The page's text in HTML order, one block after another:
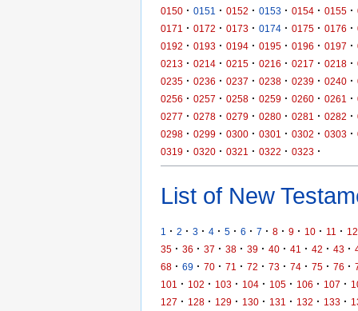
0150 · 0151 · 0152 · 0153 · 0154 · 0155 ·
0171
· 0172 · 0173 · 0174 · 0175 · 0176 ·
0192 · 0193 · 0194 · 0195 · 0196 · 0197 ·
0213 · 0214 · 0215 · 0216 · 0217 · 0218 ·
0235 · 0236 · 0237 · 0238 · 0239 · 0240 ·
0256 · 0257 · 0258 · 0259 · 0260 · 0261 ·
0277 · 0278 · 0279 · 0280 · 0281 · 0282 ·
0298 · 0299 · 0300 · 0301 · 0302 · 0303 ·
0319 · 0320 · 0321 · 0322 · 0323 ·
List of New
1 · 2 · 3 · 4 · 5 · 6 · 7 · 8 · 9 · 10 · 11 · 12
35 · 36 · 37 · 38 · 39 · 40 · 41 · 42 · 43 ·
68 · 69 · 70 · 71 · 72 · 73 · 74 · 75 · 76 ·
101
· 102 · 103 · 104 · 105 · 106 · 107 ·
127 · 128 · 129 · 130 · 131 · 132 · 133 ·